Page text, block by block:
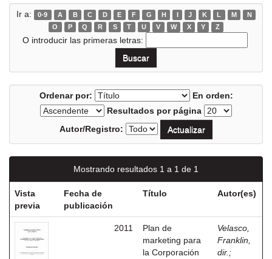
Ir a: 0-9 A B C D E F G H I J K L M
N
O
P Q R S T U V W X Y Z
O introducir las primeras letras:
Ordenar por:
En orden:
Resultados por página
Autor/Registro:
Mostrando resultados 1 a 1 de 1
Vista
previa
Fecha de
publicación
Título Autor(es)
2011
Plan de
marketing para
la Corporación
Velasco,
Franklin,
dir. ;